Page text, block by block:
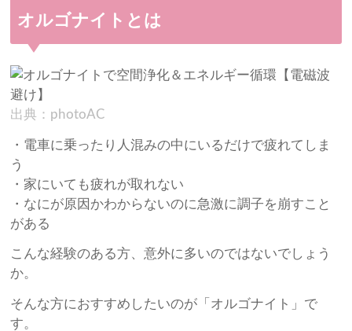
オルゴナイトとは
出典：photoAC
・電車に乗ったり人混みの中にいるだけで疲れてしま
う
・家にいても疲れが取れない
・なにが原因かわからないのに急激に調子を崩すこと
がある
こんな経験のある方、意外に多いのではないでしょう
か。
そんな方におすすめしたいのが「オルゴナイト」で
す。